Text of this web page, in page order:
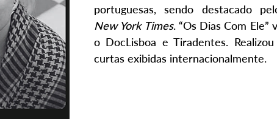
portuguesas, sendo destacado
New York Times. “Os Dias Com Ele”
o DocLisboa e Tiradentes. Realizou
curtas exibidas internacionalmente.